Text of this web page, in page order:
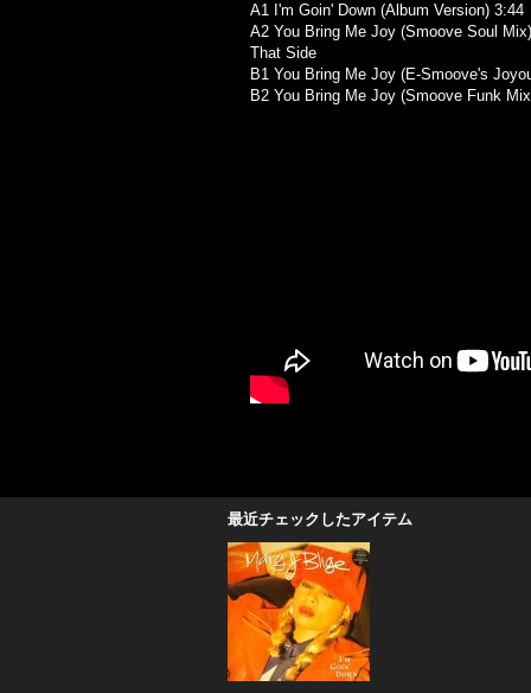
A1 I'm Goin' Down (Album Version) 3:44
A2 You Bring Me Joy (Smoove Soul
That Side
B1 You Bring Me Joy (E-Smoove's
B2 You Bring Me Joy (Smoove Funk
最近チェックしたアイテム